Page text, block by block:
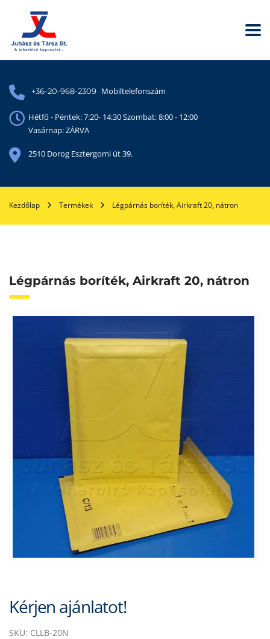
+36-20-968-2309 Mobiltelefonszám
Hétfő - Péntek: 7:20- 14:30 Szombat: 8:00 - 12:00
Vasárnap: ZÁRVA
2510 Dorog Esztergomi út 39.
Kezdőlap Termékek Légpárnás boríték, Airkraft 20, nátron
Légpárnás boríték, Airkraft 20, nátron
Kérjen ajánlatot!
SKU: CLLB-20N